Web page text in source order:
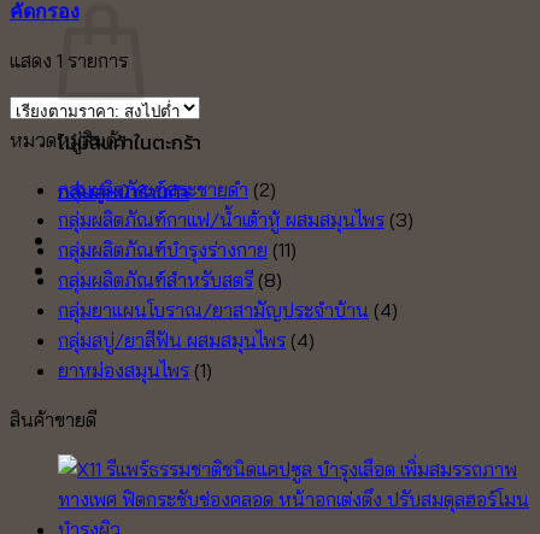
ไม่มีสินค้าในตะกร้า
กลับสู่หน้าร้านค้า
คัดกรอง
แสดง 1 รายการ
หมวดหมู่สินค้า
กลุ่มผลิตภัณฑ์กระชายดำ (2)
กลุ่มผลิตภัณฑ์กาแฟ/น้ำเต้าหู้ ผสมสมุนไพร (3)
กลุ่มผลิตภัณฑ์บำรุงร่างกาย (11)
กลุ่มผลิตภัณฑ์สำหรับสตรี (8)
กลุ่มยาแผนโบราณ/ยาสามัญประจำบ้าน (4)
กลุ่มสบู่/ยาสีฟัน ผสมสมุนไพร (4)
ยาหม่องสมุนไพร (1)
สินค้าขายดี